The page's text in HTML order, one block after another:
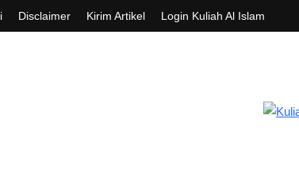
Disclaimer Kirim Artikel Login Kuliah Al Islam